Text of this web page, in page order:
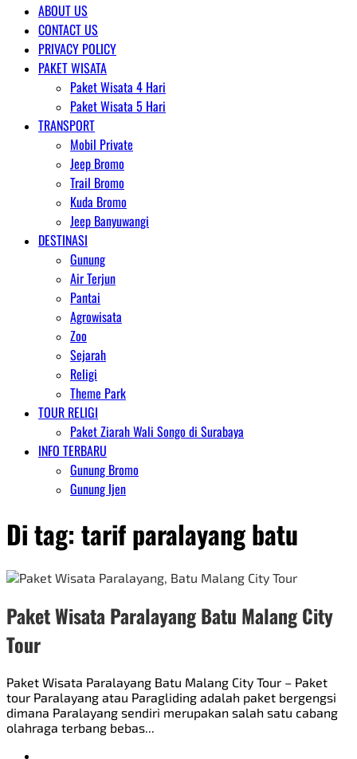
ABOUT US
CONTACT US
PRIVACY POLICY
PAKET WISATA
Paket Wisata 4 Hari
Paket Wisata 5 Hari
TRANSPORT
Mobil Private
Jeep Bromo
Trail Bromo
Kuda Bromo
Jeep Banyuwangi
DESTINASI
Gunung
Air Terjun
Pantai
Agrowisata
Zoo
Sejarah
Religi
Theme Park
TOUR RELIGI
Paket Ziarah Wali Songo di Surabaya
INFO TERBARU
Gunung Bromo
Gunung Ijen
Di tag: tarif paralayang batu
Paket Wisata Paralayang Batu Malang City
Tour
Paket Wisata Paralayang Batu Malang City Tour – Paket
tour Paralayang atau Paragliding adalah paket bergengsi
dimana Paralayang sendiri merupakan salah satu cabang
olahraga terbang bebas...